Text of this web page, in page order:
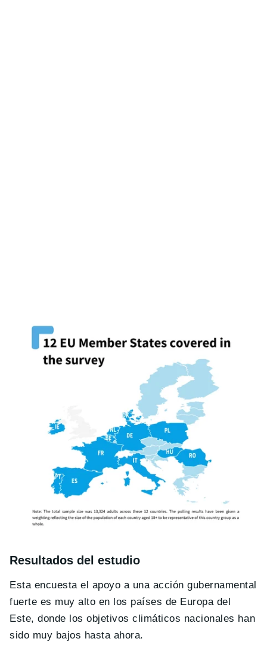
Resultados del estudio
Esta encuesta el apoyo a una acción gubernamental
fuerte es muy alto en los países de Europa del
Este, donde los objetivos climáticos nacionales han
sido muy bajos hasta ahora.